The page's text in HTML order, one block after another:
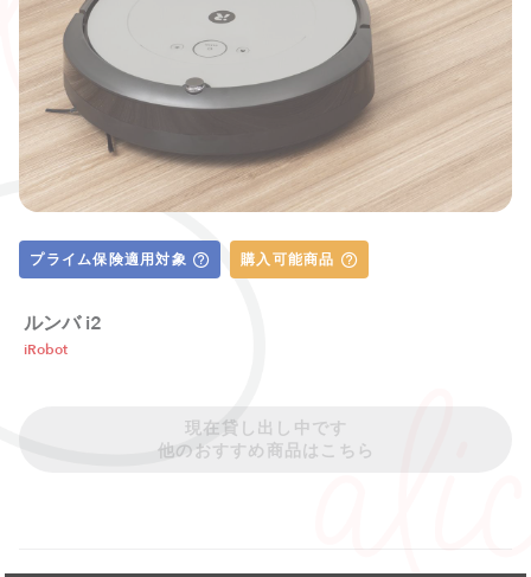
プライム保険適用対象 購入可能商品
ルンバ i2
iRobot
現在貸し出し中です
他のおすすめ商品はこちら